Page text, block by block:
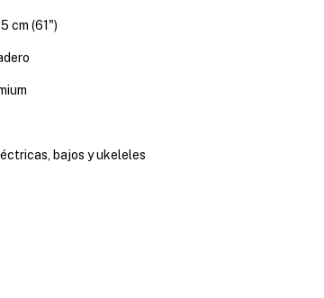
cm (61")
bajos y ukeleles